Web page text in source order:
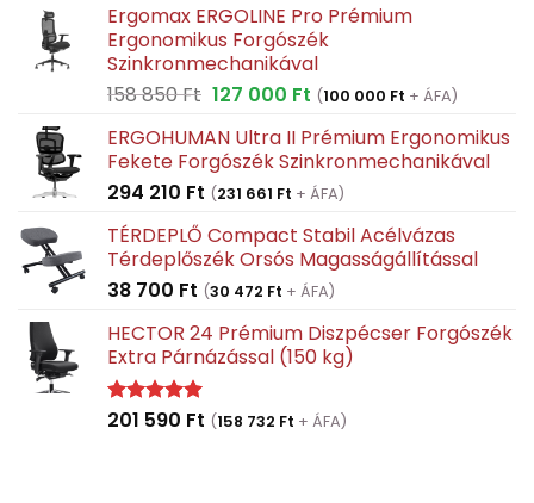
Ergomax ERGOLINE Pro Prémium
Ergonomikus Forgószék
Szinkronmechanikával
158 850Ft Original
was:
158
850 Ft.
127 000 FtCurrent
is:
127
000 Ft.
(100 000 Ft + ÁFA)
ERGOHUMAN Ultra II Prémium Ergonomikus
Fekete Forgószék Szinkronmechanikával
294 210 Ft (231 661 Ft + ÁFA)
TÉRDEPLŐ Compact Stabil Acélvázas
Térdeplőszék Orsós Magasságállítással
38 700 Ft (30 472 Ft + ÁFA)
HECTOR 24 Prémium Diszpécser Forgószék
Extra Párnázással (150 kg)
Értékelés:
201 590 Ft (158 732 Ft + ÁFA)